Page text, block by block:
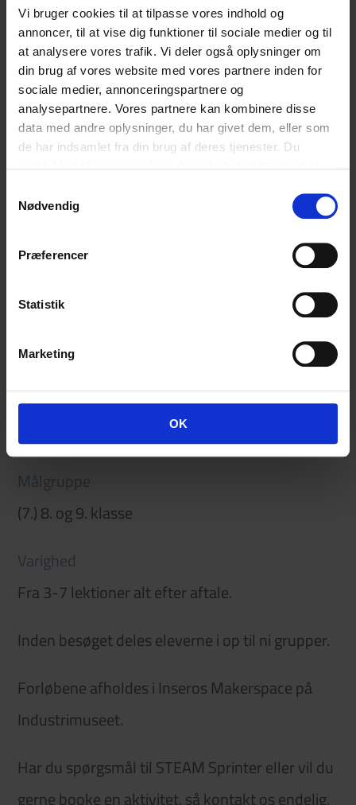
Vi bruger cookies til at tilpasse vores indhold og
annoncer, til at vise dig funktioner til sociale medier og til
at analysere vores trafik. Vi deler også oplysninger om
din brug af vores website med vores partnere inden for
sociale medier, annonceringspartnere og
analysepartnere. Vores partnere kan kombinere disse
data med andre oplysninger, du har givet dem, eller som
de har indsamlet fra din brug af deres tjenester. Du
Nødvendig
Præferencer
Statistik
Marketing
OK
betonelementerne korrekt så strålingen
indkapsles. Der er tid på udfordringen, for selv
robotter har svært ved at modstå den store
stråling. Forløbet ligger op til kreativ tænkning
med programmering og kan nemt skaleres op til
engineeringproces, hvor robotten skal have
klo, så den bedre kan klare opgaven.
Eleverne arbejder i en kreativ proces, så der er
brug for en aktivt deltagende lærer, der kender
Målgruppe
(7.) 8. og 9. klasse
Varighed
Fra 3-7 lektioner alt efter aftale.
Inden besøget deles eleverne i op til ni grupper.
Forløbene afholdes i Inseros Makerspace på
Industrimuseet.
Har du spørgsmål til STEAM Sprinter eller vil du
gerne booke en aktivitet, så kontakt os endelig.